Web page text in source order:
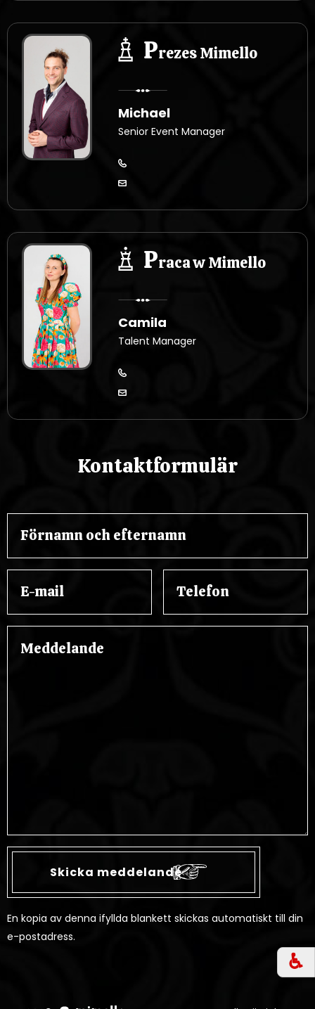
♿︎
Prezes Mimello
Michael
Senior Event Manager
Praca w Mimello
Camila
Talent Manager
Kontaktformulär
En kopia av denna ifyllda blankett skickas automatiskt till din
e-postadress.